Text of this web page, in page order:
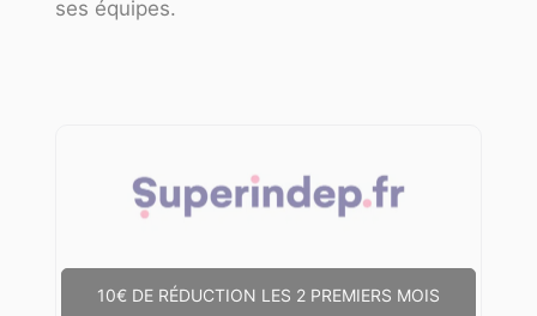
ses équipes.
10€ DE RÉDUCTION LES 2 PREMIERS MOIS